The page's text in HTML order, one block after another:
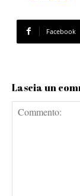
Facebook
Lascia un